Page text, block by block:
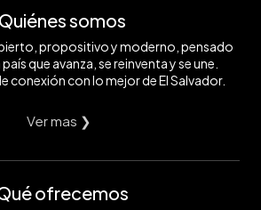
Quiénes somos
propositivo y moderno, pensado
que avanza, se reinventa y se une.
conexión con lo mejor de El Salvador.
Ver mas ❯
ofrecemos